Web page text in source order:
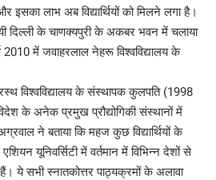
लाभ अब विद्यार्थियों को मिलने लगा है।
दिल्ली के चाणक्यपुरी के अकबर भवन में चलाया
में जवाहरलाल नेहरू विश्वविद्यालय के
विश्वविद्यालय के संस्थापक कुलपति (1998
के अनेक प्रमुख प्रौद्योगिकी संस्थानों में
ने बताया कि महज कुछ विद्यार्थियों के
यूनिवर्सिटी में वर्तमान में विभिन्न देशों से
ये सभी स्नातकोत्तर पाठ्यक्रमों के अलावा